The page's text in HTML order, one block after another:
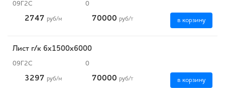
09Г2С 0
2747 руб/м 70000 руб/т в корзину
Лист г/к 6х1500х6000
09Г2С 0
3297 руб/м 70000 руб/т в корзину